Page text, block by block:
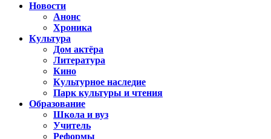
Новости
Анонс
Хроника
Культура
Дом актёра
Литература
Кино
Культурное наследие
Парк культуры и чтения
Образование
Школа и вуз
Учитель
Реформы